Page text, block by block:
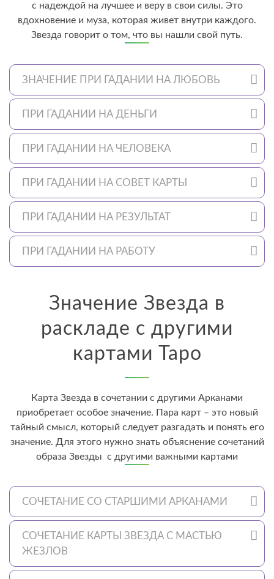
с надеждой на лучшее и веру в свои силы. Это
вдохновение и муза, которая живет внутри каждого.
Звезда говорит о том, что вы нашли свой путь.
ЗНАЧЕНИЕ ПРИ ГАДАНИИ НА ЛЮБОВЬ
ПРИ ГАДАНИИ НА ДЕНЬГИ
ПРИ ГАДАНИИ НА ЧЕЛОВЕКА
ПРИ ГАДАНИИ НА СОВЕТ КАРТЫ
ПРИ ГАДАНИИ НА РЕЗУЛЬТАТ
ПРИ ГАДАНИИ НА РАБОТУ
Значение Звезда в
раскладе с другими
картами Таро
Карта Звезда в сочетании с другими Арканами
приобретает особое значение. Пара карт – это новый
тайный смысл, который следует разгадать и понять его
значение. Для этого нужно знать объяснение сочетаний
образа Звезды с другими важными картами
СОЧЕТАНИЕ СО СТАРШИМИ АРКАНАМИ
СОЧЕТАНИЕ КАРТЫ ЗВЕЗДА С МАСТЬЮ
ЖЕЗЛОВ